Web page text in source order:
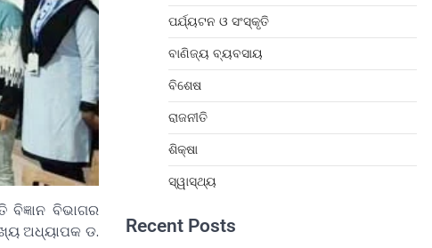
ବିଭାଗର
ଅଧ୍ୟାପକ ଡ.
ପର୍ଯ୍ୟଟନ ଓ ସଂସ୍କୃତି
ବାଣିଜ୍ୟ ବ୍ୟବସାୟ
ବିଶେଷ
ରାଜନୀତି
ଶିକ୍ଷା
ସ୍ୱାସ୍ଥ୍ୟ
Recent Posts